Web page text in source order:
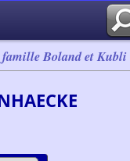
famille Boland et Kubli